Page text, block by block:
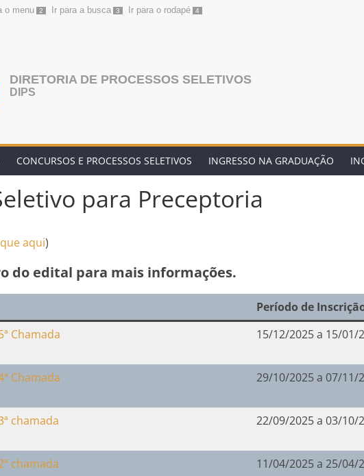
o menu 2 Ir para a busca 3 Ir para o rodapé 4
DIRETORIA DE PROCESSOS SELETIVOS
DIPS
CONCURSOS E PROCESSOS SELETIVOS INGRESSO NA GRADUAÇÃO
para Preceptoria
aqui)
do edital para mais informações.
Período de
Chamada
15/12/2025 a 15/01/
Chamada
29/10/2025 a 07/11/
chamada
22/09/2025 a 03/10/
chamada
11/04/2025 a 25/04/